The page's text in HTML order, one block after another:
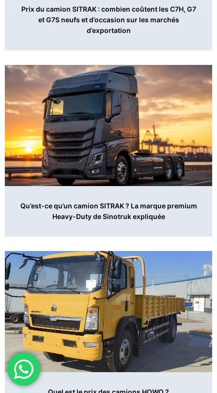
Prix du camion SITRAK : combien coûtent les C7H, G7
et G7S neufs et d’occasion sur les marchés
d’exportation
Qu’est-ce qu’un camion SITRAK ? La marque premium
Heavy-Duty de Sinotruk expliquée